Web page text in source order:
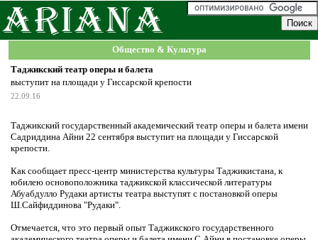
Общество & Культура
Таджикский театр оперы и балета
выступит на площади у Гиссарской крепости
22.09.16
Таджикский государственный академический театр оперы и балета имени
Садриддина Айни 22 сентября выступит на площади у Гиссарской
крепости.
Как сообщает пресс-центр министерства культуры Таджикистана, к
юбилею основоположника таджикской классической литературы
Абуабдулло Рудаки артисты театра выступят с постановкой оперы
Ш.Сайфиддинова "Рудаки".
Отмечается, что это первый опыт Таджикского государственного